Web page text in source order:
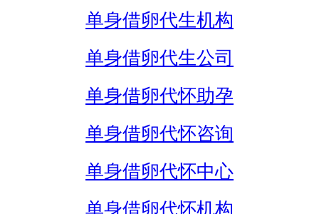
单身借卵代生机构
单身借卵代生公司
单身借卵代怀助孕
单身借卵代怀咨询
单身借卵代怀中心
单身借卵代怀机构